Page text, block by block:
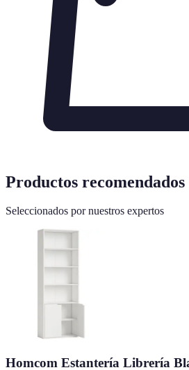
Productos recomendados
Seleccionados por nuestros expertos
Homcom Estantería Librería